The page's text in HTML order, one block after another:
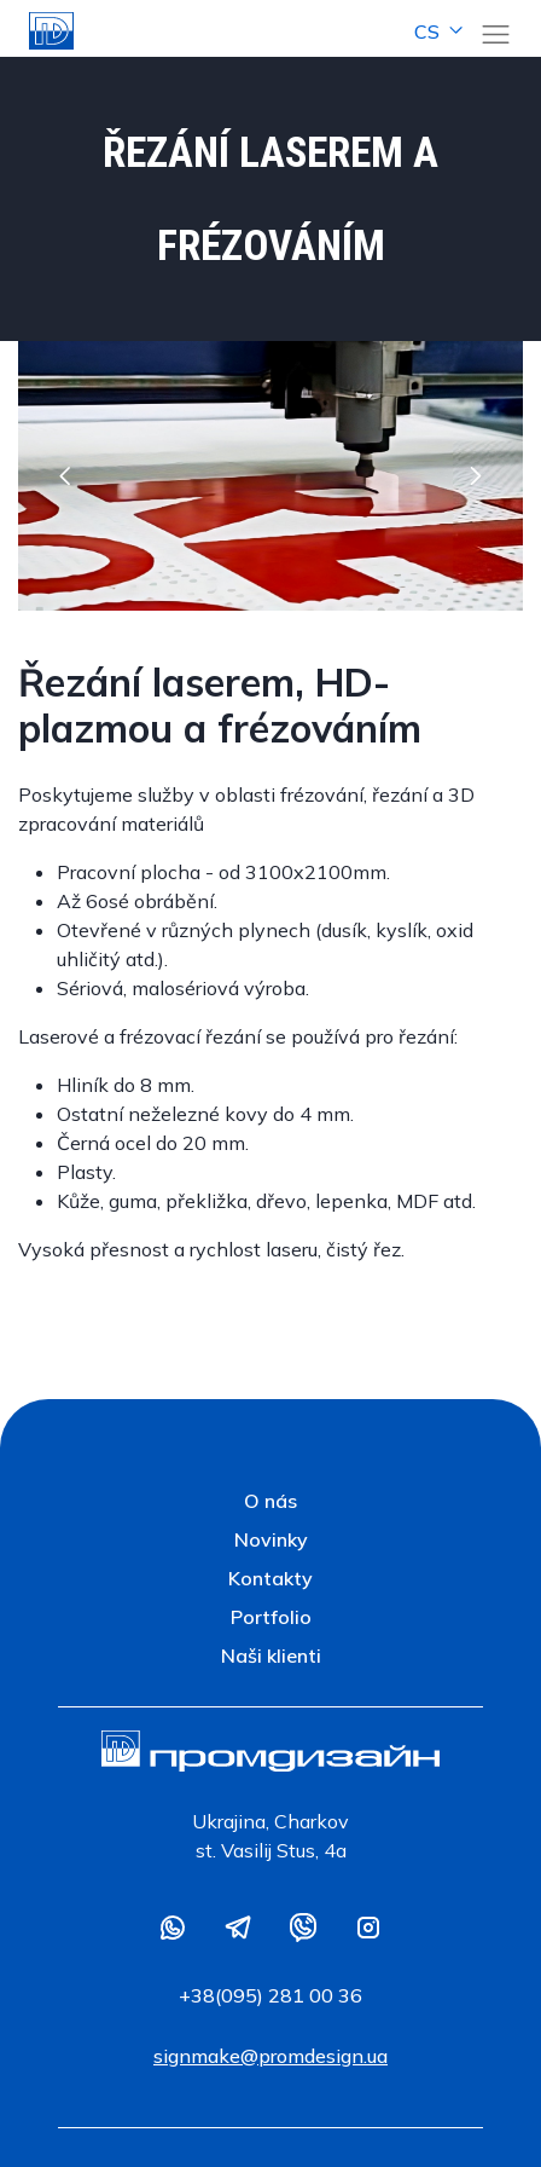
CS
ŘEZÁNÍ LASEREM A
FRÉZOVÁNÍM
Řezání laserem, HD-
plazmou a frézováním
Poskytujeme služby v oblasti frézování, řezání a 3D
zpracování materiálů
Pracovní plocha - od 3100x2100mm.
Až 6osé obrábění.
Otevřené v různých plynech (dusík, kyslík, oxid
uhličitý atd.).
Sériová, malosériová výroba.
Laserové a frézovací řezání se používá pro řezání:
Hliník do 8 mm.
Ostatní neželezné kovy do 4 mm.
Černá ocel do 20 mm.
Plasty.
Kůže, guma, překližka, dřevo, lepenka, MDF atd.
Vysoká přesnost a rychlost laseru, čistý řez.
O nás
Novinky
Kontakty
Portfolio
Naši klienti
Ukrajina, Charkov
st. Vasilij Stus, 4a
+38(095) 281 00 36
signmake@promdesign.ua